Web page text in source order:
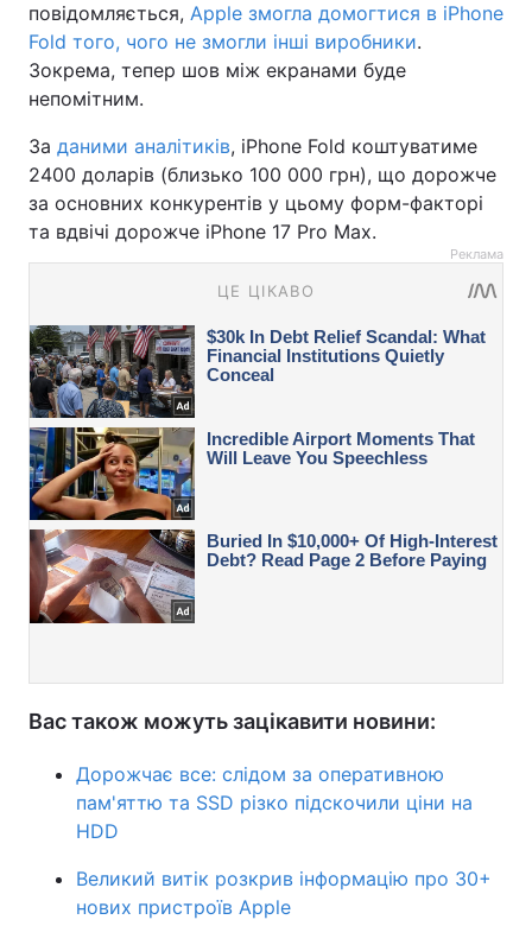
повідомляється, Apple змогла домогтися в iPhone
Fold того, чого не змогли інші виробники.
Зокрема, тепер шов між екранами буде
непомітним.
За даними аналітиків, iPhone Fold коштуватиме
2400 доларів (близько 100 000 грн), що дорожче
за основних конкурентів у цьому форм-факторі
та вдвічі дорожче iPhone 17 Pro Max.
Реклама
Вас також можуть зацікавити новини:
Дорожчає все: слідом за оперативною
пам'яттю та SSD різко підскочили ціни на
HDD
Великий витік розкрив інформацію про 30+
нових пристроїв Apple